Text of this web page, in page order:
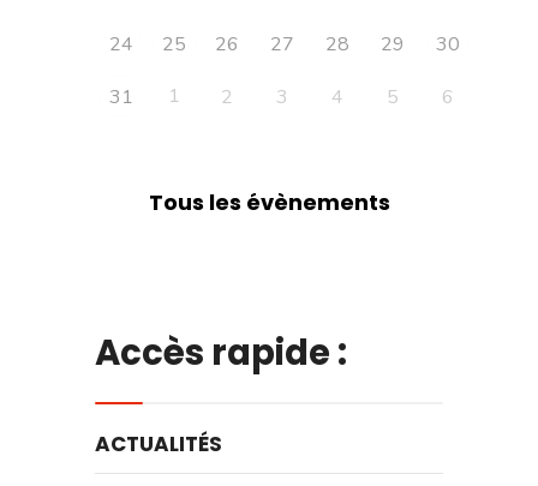
24
25 26 27 28 29
30
31
1 2 3 4 5 6
Tous les évènements
Accès rapide :
ACTUALITÉS